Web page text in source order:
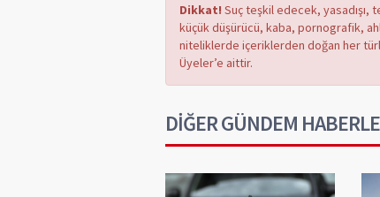
Dikkat! Suç teşkil edecek, yasadışı,
küçük düşürücü, kaba, pornografik,
niteliklerde içeriklerden doğan her
Üyeler’e aittir.
DİĞER GÜNDEM